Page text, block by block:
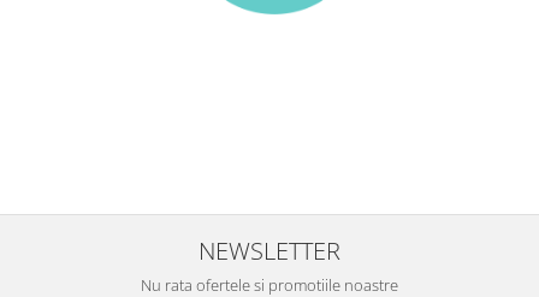
NEWSLETTER
Nu rata ofertele si promotiile noastre